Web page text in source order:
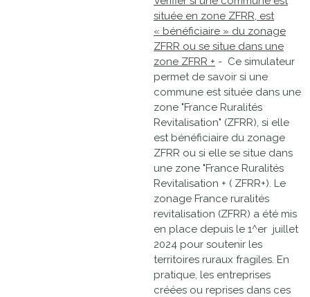
située en zone ZFRR, est
« bénéficiaire » du zonage
ZFRR ou se situe dans une
zone ZFRR + - Ce simulateur
permet de savoir si une
commune est située dans une
zone "France Ruralités
Revitalisation" (ZFRR), si elle
est bénéficiaire du zonage
ZFRR ou si elle se situe dans
une zone "France Ruralités
Revitalisation + ( ZFRR+). Le
zonage France ruralités
revitalisation (ZFRR) a été mis
en place depuis le 1^er juillet
2024 pour soutenir les
territoires ruraux fragiles. En
pratique, les entreprises
créées ou reprises dans ces